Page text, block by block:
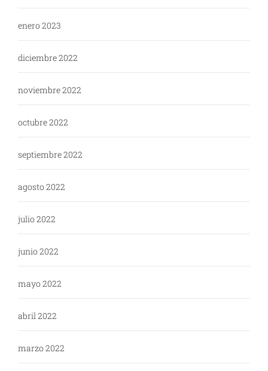
enero 2023
diciembre 2022
noviembre 2022
octubre 2022
septiembre 2022
agosto 2022
julio 2022
junio 2022
mayo 2022
abril 2022
marzo 2022